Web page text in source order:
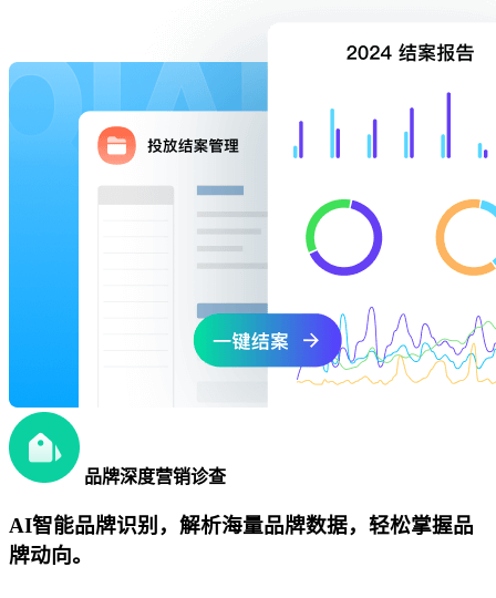
品牌深度营销诊查
AI智能品牌识别，解析海量品牌数据，轻松掌握品
牌动向。